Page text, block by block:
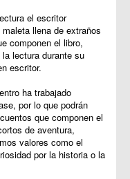
el escritor
llena de extraños
componen el libro,
lectura durante su
escritor.
ha trabajado
por lo que podrán
que componen el
de aventura,
valores como el
por la historia o la